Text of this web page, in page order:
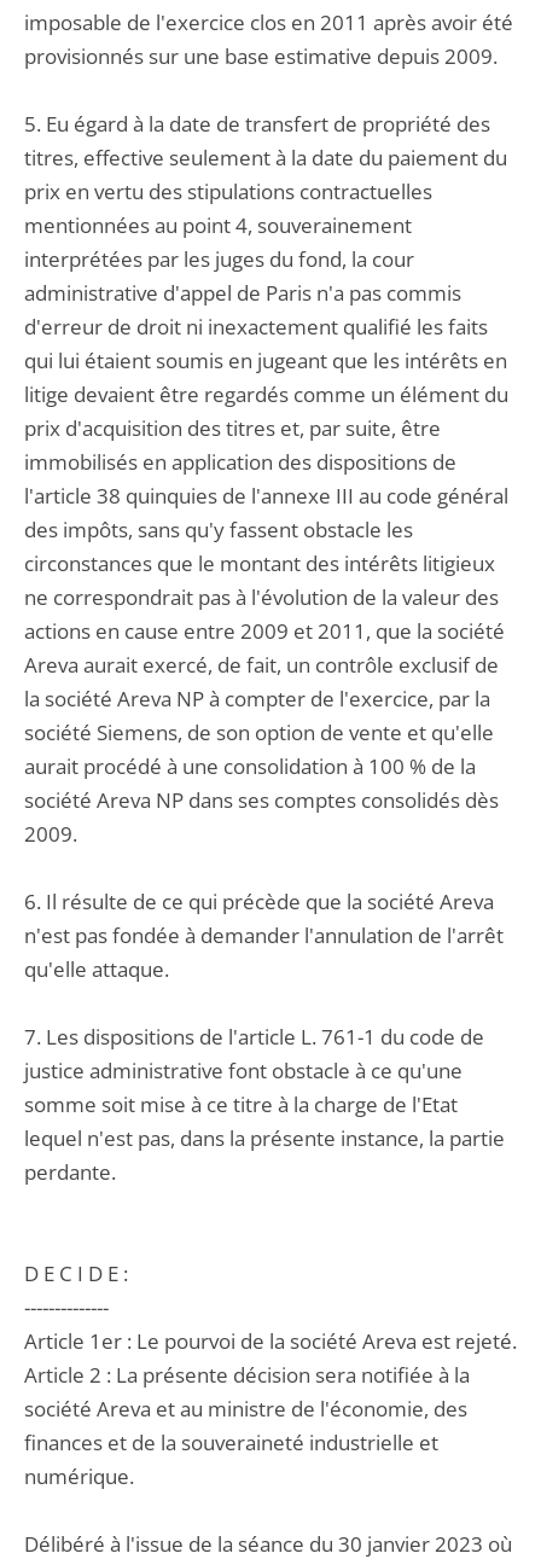
imposable de l'exercice clos en 2011 après avoir été
provisionnés sur une base estimative depuis 2009.
5. Eu égard à la date de transfert de propriété des
titres, effective seulement à la date du paiement du
prix en vertu des stipulations contractuelles
mentionnées au point 4, souverainement
interprétées par les juges du fond, la cour
administrative d'appel de Paris n'a pas commis
d'erreur de droit ni inexactement qualifié les faits
qui lui étaient soumis en jugeant que les intérêts en
litige devaient être regardés comme un élément du
prix d'acquisition des titres et, par suite, être
immobilisés en application des dispositions de
l'article 38 quinquies de l'annexe III au code général
des impôts, sans qu'y fassent obstacle les
circonstances que le montant des intérêts litigieux
ne correspondrait pas à l'évolution de la valeur des
actions en cause entre 2009 et 2011, que la société
Areva aurait exercé, de fait, un contrôle exclusif de
la société Areva NP à compter de l'exercice, par la
société Siemens, de son option de vente et qu'elle
aurait procédé à une consolidation à 100 % de la
société Areva NP dans ses comptes consolidés dès
2009.
6. Il résulte de ce qui précède que la société Areva
n'est pas fondée à demander l'annulation de l'arrêt
qu'elle attaque.
7. Les dispositions de l'article L. 761-1 du code de
justice administrative font obstacle à ce qu'une
somme soit mise à ce titre à la charge de l'Etat
lequel n'est pas, dans la présente instance, la partie
perdante.
D E C I D E :
--------------
Article 1er : Le pourvoi de la société Areva est rejeté.
Article 2 : La présente décision sera notifiée à la
société Areva et au ministre de l'économie, des
finances et de la souveraineté industrielle et
numérique.
Délibéré à l'issue de la séance du 30 janvier 2023 où